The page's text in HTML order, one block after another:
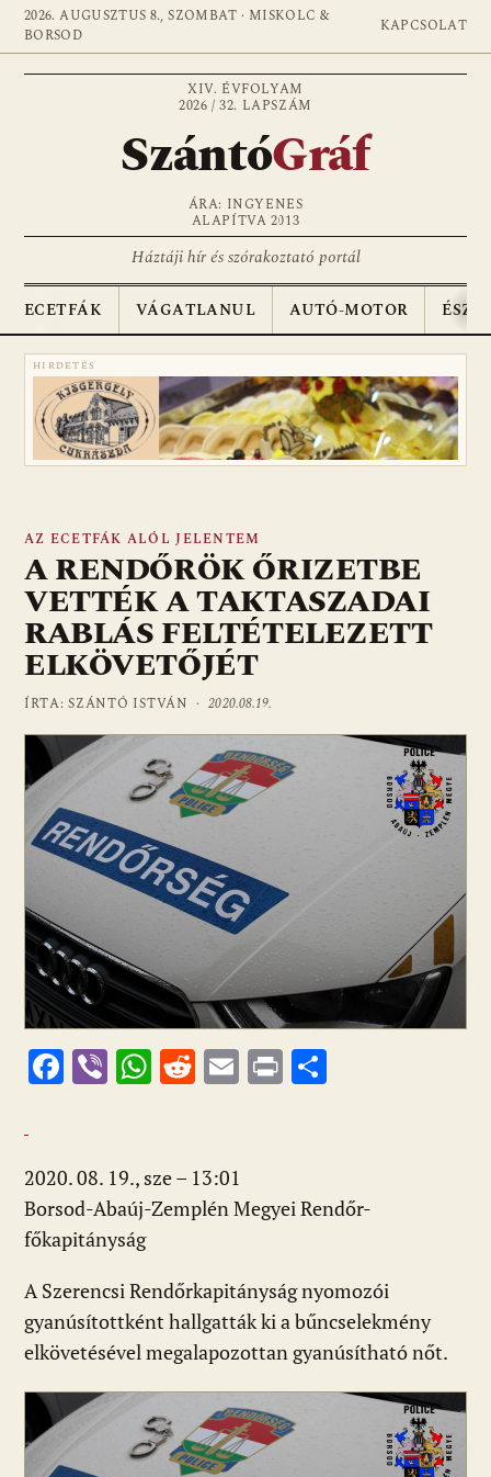
2026. AUGUSZTUS 8., SZOMBAT · MISKOLC &
BORSOD
KAPCSOLAT
XIV. ÉVFOLYAM
2026 / 32. LAPSZÁM
SzántóGráf
ÁRA: INGYENES
ALAPÍTVA 2013
Háztáji hír és szórakoztató portál
ECETFÁK VÁGATLANUL AUTÓ-MOTOR
HIRDETÉS
AZ ECETFÁK ALÓL JELENTEM
A RENDŐRÖK ŐRIZETBE
VETTÉK A TAKTASZADAI
RABLÁS FELTÉTELEZETT
ELKÖVETŐJÉT
ÍRTA: SZÁNTÓ ISTVÁN ·2020.08.19.
F
b
o
o
k
Vi W
s
A
p
R
di
t
E Pr
e
2020. 08. 19., sze – 13:01
Borsod-Abaúj-Zemplén Megyei Rendőr-
főkapitányság
A Szerencsi Rendőrkapitányság nyomozói
gyanúsítottként hallgatták ki a bűncselekmény
elkövetésével megalapozottan gyanúsítható nőt.